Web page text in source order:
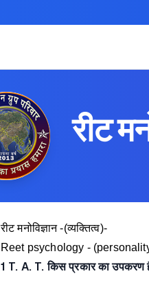
रीट
रीट मनोविज्ञान -(व्यक्तित्व)-
Reet psychology -
1 T. A. T. किस प्रकार का उपकरण है